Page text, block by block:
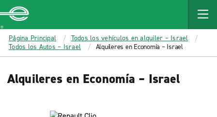
MAIN
CONTENT
Enterprise
Página Principal
Todos los vehículos en alquiler – Israel
Todos los Autos – Israel
Alquileres en Economía – Israel
Alquileres en Economía – Israel